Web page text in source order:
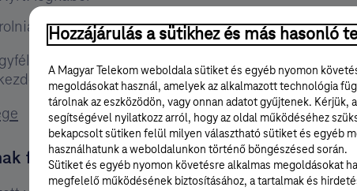
a Telekom hálózatának adatait.
tervezési területére nem esik a Telekom
kell.
feltüntetése az ügyfél tervén
Hozzájárulás a sütikhez és más hasonló
A Magyar Telekom weboldala sütiket és egyéb nyomon
megoldásokat használ, amelyek az alkalmazott technológia
tárolnak az eszközödön, vagy onnan adatot gyűjtenek. Kérjük,
segítségével nyilatkozz arról, hogy az oldal működéséhez
bekapcsolt sütiken felül milyen választható sütiket és egyéb
használhatunk a weboldalunkon történő böngészésed során.
Sütiket és egyéb nyomon követésre alkalmas megoldásokat
megfelelő működésének biztosításához, a tartalmak és